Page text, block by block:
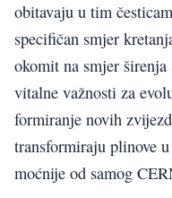
obitavaju u tim
specifičan smjer
okomit na smjer
vitalne važnosti za
formiranje novih
transformiraju plinove
moćnije od samog